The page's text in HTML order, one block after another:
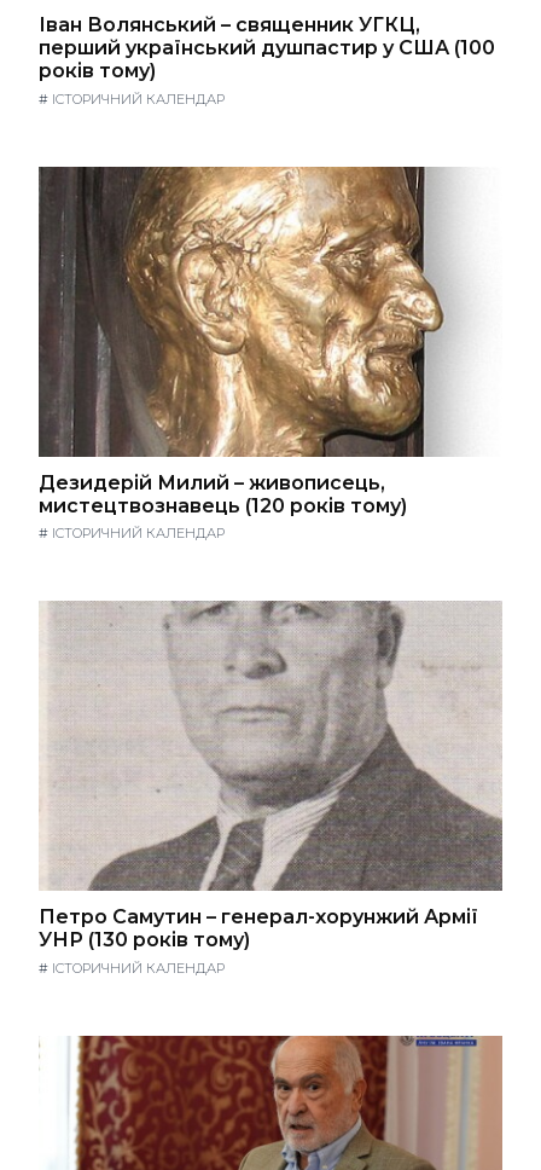
Іван Волянський – священник УГКЦ,
перший український душпастир у США (100
років тому)
# ІСТОРИЧНИЙ КАЛЕНДАР
Дезидерій Милий – живописець,
мистецтвознавець (120 років тому)
# ІСТОРИЧНИЙ КАЛЕНДАР
Петро Самутин – генерал-хорунжий Армії
УНР (130 років тому)
# ІСТОРИЧНИЙ КАЛЕНДАР